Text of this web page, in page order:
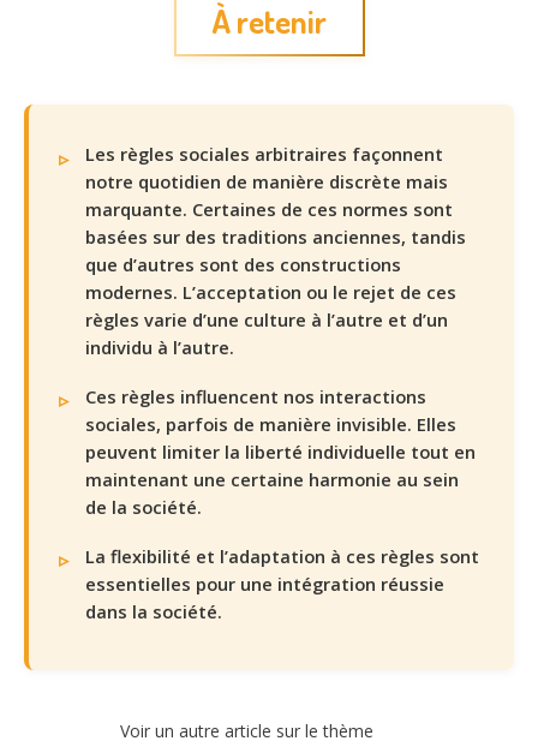
À retenir
Les règles sociales arbitraires façonnent
notre quotidien de manière discrète mais
marquante. Certaines de ces normes sont
basées sur des traditions anciennes, tandis
que d’autres sont des constructions
modernes. L’acceptation ou le rejet de ces
règles varie d’une culture à l’autre et d’un
individu à l’autre.
Ces règles influencent nos interactions
sociales, parfois de manière invisible. Elles
peuvent limiter la liberté individuelle tout en
maintenant une certaine harmonie au sein
de la société.
La flexibilité et l’adaptation à ces règles sont
essentielles pour une intégration réussie
dans la société.
Voir un autre article sur le thème